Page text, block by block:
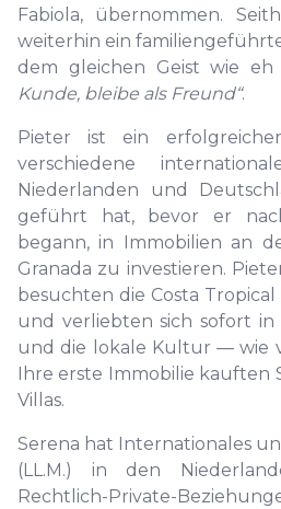
Fabiola, übernommen.
weiterhin ein
dem gleichen Geist wie
Kunde, bleibe als Freund“.
Pieter ist ein
verschiedene
Niederlanden und
geführt hat, bevor er
begann, in Immobilien an
Granada zu investieren.
besuchten die Costa
und verliebten sich sofort in
und die lokale Kultur — wie
Ihre erste Immobilie kauften
Villas.
Serena hat Internationales
(LL.M.) in den
Rechtlich-Private-